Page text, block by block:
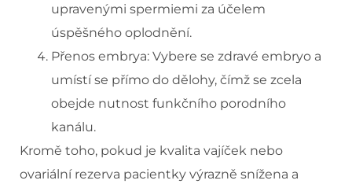
upravenými spermiemi za účelem
úspěšného oplodnění.
Přenos embrya: Vybere se zdravé embryo a
umístí se přímo do dělohy, čímž se zcela
obejde nutnost funkčního porodního
kanálu.
Kromě toho, pokud je kvalita vajíček nebo
ovariální rezerva pacientky výrazně snížena a